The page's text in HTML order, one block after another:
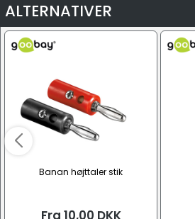
ALTERNATIVER
Banan højttaler stik
Fra 10,00 DKK